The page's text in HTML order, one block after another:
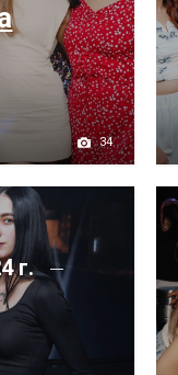
34
г.